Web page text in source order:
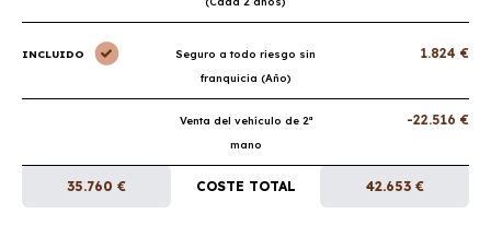
INCLUIDO
Seguro a todo riesgo sin
franquicia (Año)
1.824 €
Venta del vehículo de 2ª
mano
-22.516 €
35.760 € COSTE TOTAL 42.653 €